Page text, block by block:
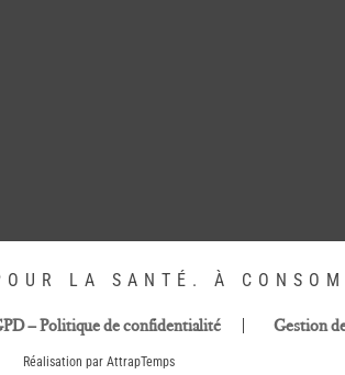
LA SANTÉ. À
– Politique de confidentialité Gestion
Réalisation par AttrapTemps